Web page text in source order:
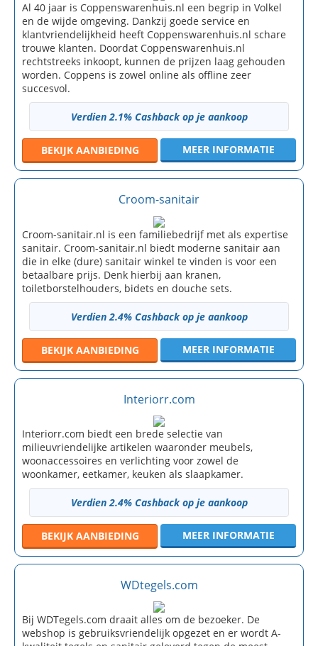
Al 40 jaar is Coppenswarenhuis.nl een begrip in Volkel
en de wijde omgeving. Dankzij goede service en
klantvriendelijkheid heeft Coppenswarenhuis.nl schare
trouwe klanten. Doordat Coppenswarenhuis.nl
rechtstreeks inkoopt, kunnen de prijzen laag gehouden
worden. Coppens is zowel online als offline zeer
succesvol.
Verdien 2.1% Cashback op je aankoop
BEKIJK AANBIEDING MEER INFORMATIE
Croom-sanitair
Croom-sanitair.nl is een familiebedrijf met als expertise
sanitair. Croom-sanitair.nl biedt moderne sanitair aan
die in elke (dure) sanitair winkel te vinden is voor een
betaalbare prijs. Denk hierbij aan kranen,
toiletborstelhouders, bidets en douche sets.
Verdien 2.4% Cashback op je aankoop
BEKIJK AANBIEDING MEER INFORMATIE
Interiorr.com
Interiorr.com biedt een brede selectie van
milieuvriendelijke artikelen waaronder meubels,
woonaccessoires en verlichting voor zowel de
woonkamer, eetkamer, keuken als slaapkamer.
Verdien 2.4% Cashback op je aankoop
BEKIJK AANBIEDING MEER INFORMATIE
WDtegels.com
Bij WDTegels.com draait alles om de bezoeker. De
webshop is gebruiksvriendelijk opgezet en er wordt A-